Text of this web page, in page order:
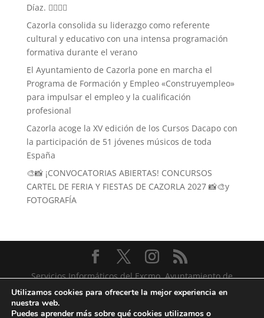
Díaz. 🏃‍♀️🏃‍♂️
Cazorla consolida su liderazgo como referente
cultural y educativo con una intensa programación
formativa durante el verano
El Ayuntamiento de Cazorla pone en marcha el
Programa de Formación y Empleo «Construyempleo»
para impulsar el empleo y la cualificación
profesional
Cazorla acoge la XV edición de los Cursos Dacapo con
la participación de 51 jóvenes músicos de toda
España
🎨📸 ¡CONVOCATORIAS ABIERTAS! CONCURSOS
CARTEL DE FERIA Y FIESTAS DE CAZORLA 2027 📸🎨y
FOTOGRAFÍA
Servicios Informáticos del Excmo. Ayuntamiento de
Cazorla
Utilizamos cookies para ofrecerte la mejor experiencia en
nuestra web.
Puedes aprender más sobre qué cookies utilizamos o